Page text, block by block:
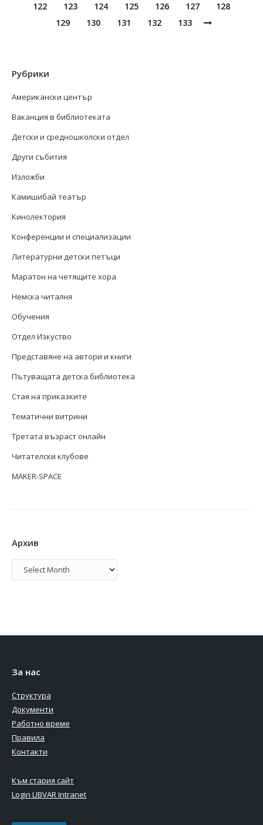
122
123 124 125 126 127
128
129
130 131 132 133
Рубрики
Американски център
Ваканция в библиотеката
Детски и средношколски отдел
Други събития
Изложби
Камишибай театър
Кинолектория
Конференции и специализации
Литературни детски петъци
Маратон на четящите хора
Немска читалня
Обучения
Отдел Изкуство
Представяне на автори и книги
Пътуващата детска библиотека
Стая на приказките
Тематични витрини
Третата възраст онлайн
Читателски клубове
MAKER-SPACE
Архив
Архив
За нас
Структура
Документи
Работно време
Правила
Контакти
Към стария сайт
Login LIBVAR Intranet